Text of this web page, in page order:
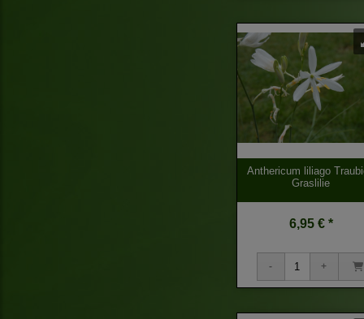
Anthericum liliago
Graslilie
6,95 € *